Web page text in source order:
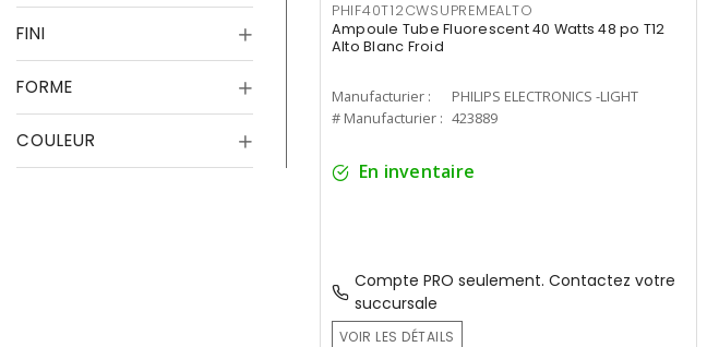
FINI
FORME
COULEUR
PHIF40T12CWSUPREMEALTO
Ampoule Tube Fluorescent 40 Watts 48 po T12
Alto Blanc Froid
Manufacturier :
PHILIPS ELECTRONICS -LIGHT
# Manufacturier : 423889
En inventaire
Compte PRO seulement. Contactez votre
succursale
VOIR LES DÉTAILS